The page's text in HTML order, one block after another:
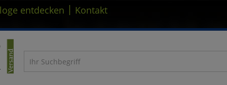
entdecken | Kontakt